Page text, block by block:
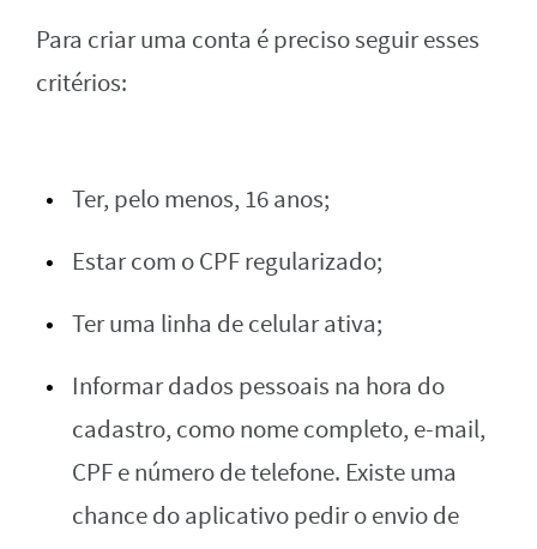
Para criar uma conta é preciso seguir esses
critérios:
Ter, pelo menos, 16 anos;
Estar com o CPF regularizado;
Ter uma linha de celular ativa;
Informar dados pessoais na hora do
cadastro, como nome completo, e-mail,
CPF e número de telefone. Existe uma
chance do aplicativo pedir o envio de